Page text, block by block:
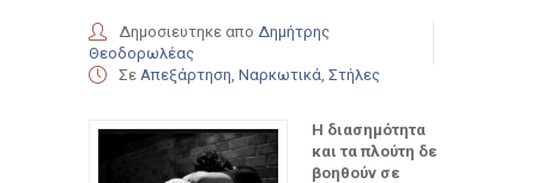
Δημοσιευτηκε απο Δημήτρης
Θεοδορωλέας
Σε Απεξάρτηση Ναρκωτικά Στήλες
Η διασημότητα
και τα πλούτη δε
βοηθούν σε